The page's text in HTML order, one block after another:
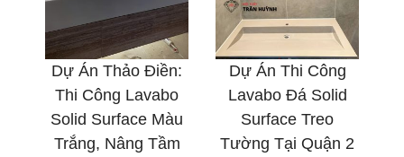
Dự Án Thảo Điền:
Thi Công Lavabo
Solid Surface Màu
Trắng, Nâng Tầm
Dự Án Thi Công
Lavabo Đá Solid
Surface Treo
Tường Tại Quận 2